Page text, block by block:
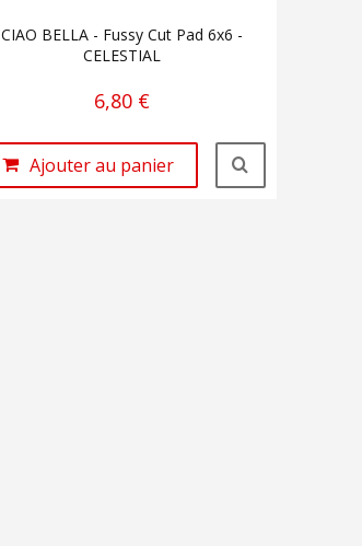
CIAO BELLA - Fussy Cut Pad 6x6 -
CELESTIAL
6,80 €
Ajouter au panier